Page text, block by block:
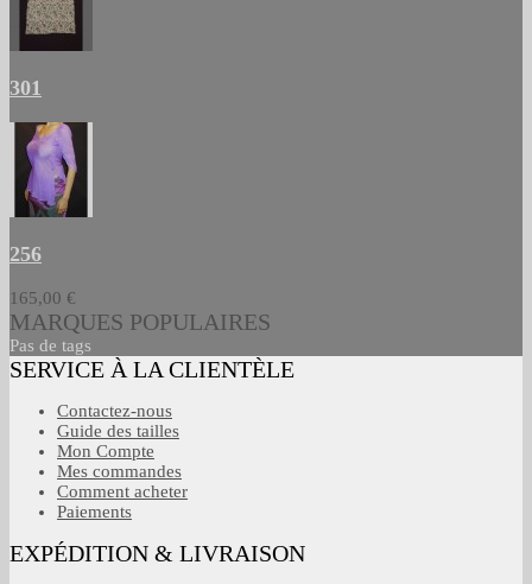
301
256
165,00 €
MARQUES POPULAIRES
Pas de tags
SERVICE À LA CLIENTÈLE
Contactez-nous
Guide des tailles
Mon Compte
Mes commandes
Comment acheter
Paiements
EXPÉDITION & LIVRAISON